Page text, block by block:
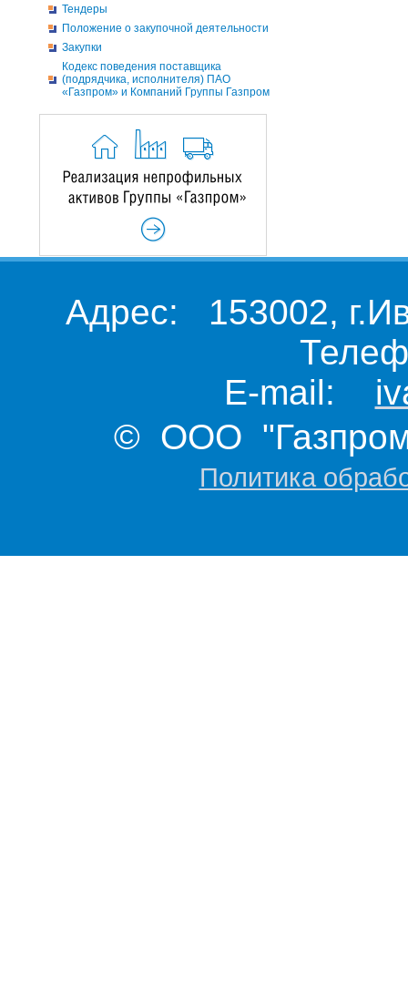
Тендеры
Положение о закупочной деятельности
Закупки
Кодекс поведения поставщика
(подрядчика, исполнителя) ПАО
«Газпром» и Компаний Группы Газпром
Адрес: 153002,
E-mail:
© ООО "Газпром
Политика